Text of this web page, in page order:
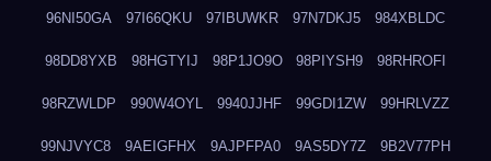
96NI50GA 97I66QKU 97IBUWKR 97N7DKJ5 984XBLDC
98DD8YXB 98HGTYIJ 98P1JO9O 98PIYSH9 98RHROFI
98RZWLDP 990W4OYL 9940JJHF 99GDI1ZW 99HRLVZZ
99NJVYC8 9AEIGFHX 9AJPFPA0 9AS5DY7Z 9B2V77PH